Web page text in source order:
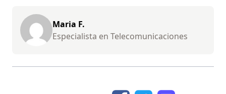
Maria F.
Especialista en Telecomunicaciones